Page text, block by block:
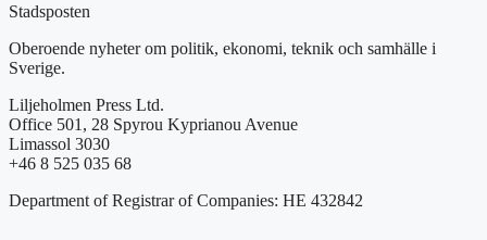
Stadsposten
Oberoende nyheter om politik, ekonomi, teknik och samhälle i
Sverige.
Liljeholmen Press Ltd.
Office 501, 28 Spyrou Kyprianou Avenue
Limassol 3030
+46 8 525 035 68
Department of Registrar of Companies: HE 432842